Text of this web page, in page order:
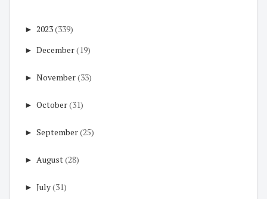
► 2023(339)
► December(19)
► November(33)
► October(31)
► September(25)
► August(28)
► July(31)